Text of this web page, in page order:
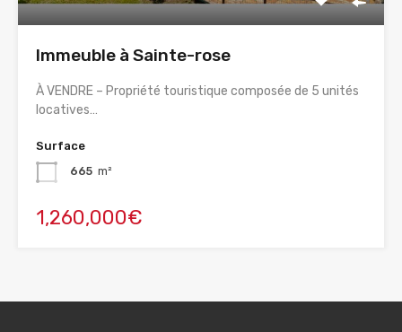
Immeuble à Sainte-rose
À VENDRE – Propriété touristique composée de 5 unités
locatives…
Surface
665 m²
1,260,000€